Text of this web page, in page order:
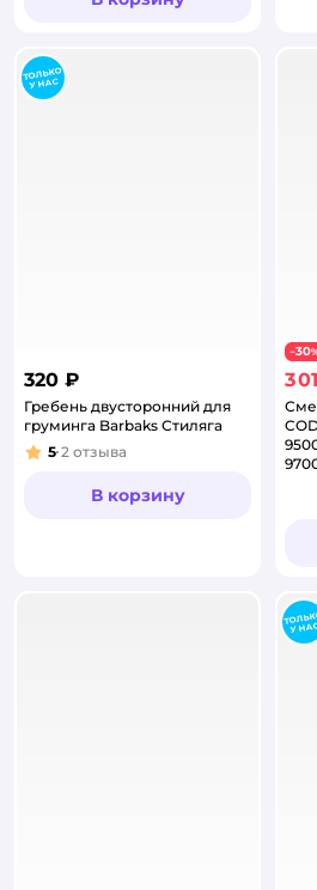
320 ₽
Гребень двусторонний для
груминга Barbaks Стиляга
Рейтинг:
5 2 отзыва
В корзину
−30
3